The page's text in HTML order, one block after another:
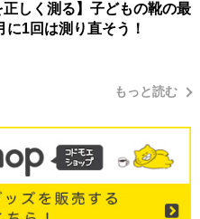
正しく測る】子どもの靴の最
に1回は測り直そう！
もっと読む